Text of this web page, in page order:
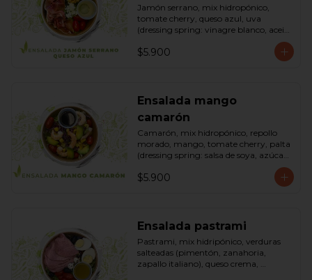
Jamón serrano, mix hidropónico,
tomate cherry, queso azul, uva
(dressing spring: vinagre blanco, aceite
$5.900
Ensalada mango
camarón
Camarón, mix hidropónico, repollo
morado, mango, tomate cherry, palta
(dressing spring: salsa de soya, azúcar,
$5.900
Ensalada pastrami
Pastrami, mix hidripónico, verduras
salteadas (pimentón, zanahoria,
zapallo italiano), queso crema,